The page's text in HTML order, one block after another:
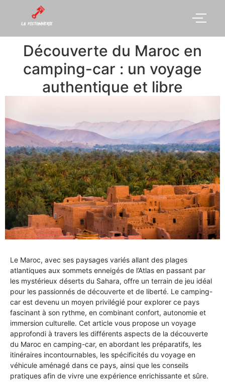
Découverte du Maroc en
camping-car : un voyage
authentique et libre
Le Maroc, avec ses paysages variés allant des plages
atlantiques aux sommets enneigés de l’Atlas en passant par
les mystérieux déserts du Sahara, offre un terrain de jeu idéal
pour les passionnés de découverte et de liberté. Le camping-
car est devenu un moyen privilégié pour explorer ce pays
fascinant à son rythme, en combinant confort, autonomie et
immersion culturelle. Cet article vous propose un voyage
approfondi à travers les différents aspects de la découverte
du Maroc en camping-car, en abordant les préparatifs, les
itinéraires incontournables, les spécificités du voyage en
véhicule aménagé dans ce pays, ainsi que les conseils
pratiques afin de vivre une expérience enrichissante et sûre.